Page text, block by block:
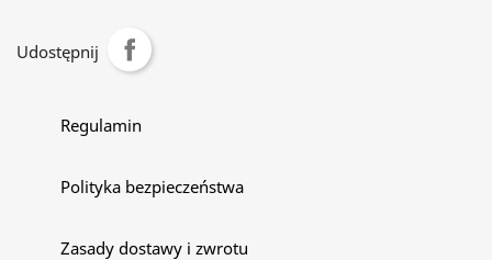
Udostępnij
Regulamin
Polityka bezpieczeństwa
Zasady dostawy i zwrotu